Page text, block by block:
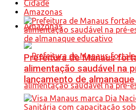
Amazonas
Cidade
Amazonas
Prefeitura de Manaus
alimentação saudável na
lançamento de